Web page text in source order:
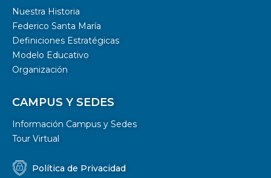
Nuestra Historia
Federico Santa María
Definiciones Estratégicas
Modelo Educativo
Organización
CAMPUS Y SEDES
Información Campus y Sedes
Tour Virtual
Política de Privacidad